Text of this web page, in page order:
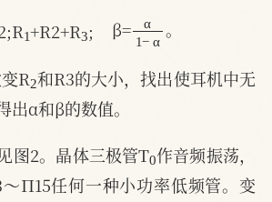
+R2+R ; β= 1 。
R 2
和R3的大小，找出使耳机中无
出α和β的数值。
图2。晶体三极管T 0
作音频振荡，
П15任何一种小功率低频管。变